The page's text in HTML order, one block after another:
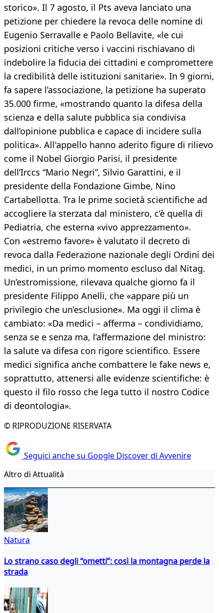
storico». Il 7 agosto, il Pts aveva lanciato una
petizione per chiedere la revoca delle nomine di
Eugenio Serravalle e Paolo Bellavite, «le cui
posizioni critiche verso i vaccini rischiavano di
indebolire la fiducia dei cittadini e compromettere
la credibilità delle istituzioni sanitarie». In 9 giorni,
fa sapere l’associazione, la petizione ha superato
35.000 firme, «mostrando quanto la difesa della
scienza e della salute pubblica sia condivisa
dall’opinione pubblica e capace di incidere sulla
politica». All'appello hanno aderito figure di rilievo
come il Nobel Giorgio Parisi, il presidente
dell’Irccs “Mario Negri”, Silvio Garattini, e il
presidente della Fondazione Gimbe, Nino
Cartabellotta. Tra le prime società scientifiche ad
accogliere la sterzata dal ministero, c’è quella di
Pediatria, che esterna «vivo apprezzamento».
Con «estremo favore» è valutato il decreto di
revoca dalla Federazione nazionale degli Ordini dei
medici, in un primo momento escluso dal Nitag.
Un’estromissione, rilevava qualche giorno fa il
presidente Filippo Anelli, che «appare più un
privilegio che un’esclusione». Ma oggi il clima è
cambiato: «Da medici – afferma – condividiamo,
senza se e senza ma, l’affermazione del ministro:
la salute va difesa con rigore scientifico. Essere
medici significa anche combattere le fake news e,
soprattutto, attenersi alle evidenze scientifiche: è
questo il filo rosso che lega tutto il nostro Codice
di deontologia».
© RIPRODUZIONE RISERVATA
Seguici anche su Google Discover di Avvenire
Altro di Attualità
Natura
Lo strano caso degli “ometti”: così la montagna perde la
strada